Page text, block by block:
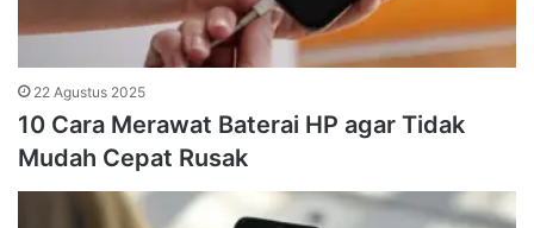
22 Agustus 2025
10 Cara Merawat Baterai HP agar Tidak
Mudah Cepat Rusak